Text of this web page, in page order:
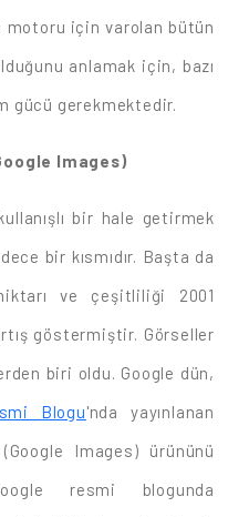
motoru için varolan bütün
anlamak için, bazı
gücü gerekmektedir.
Images)
bir hale getirmek
bir kısmıdır. Başta da
ve çeşitliliği 2001
göstermiştir. Görseller
biri oldu. Google dün,
Blogu'nda yayınlanan
Images) ürününü
resmi blogunda